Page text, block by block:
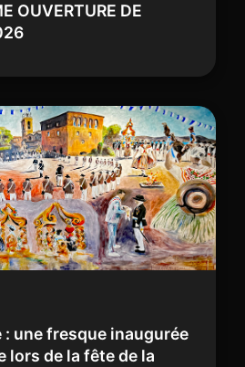
OUVERTURE DE
une fresque inaugurée
lors de la fête de la